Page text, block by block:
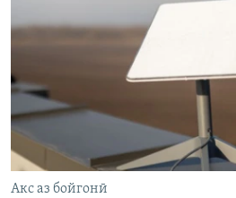
Акс аз бойгонӣ